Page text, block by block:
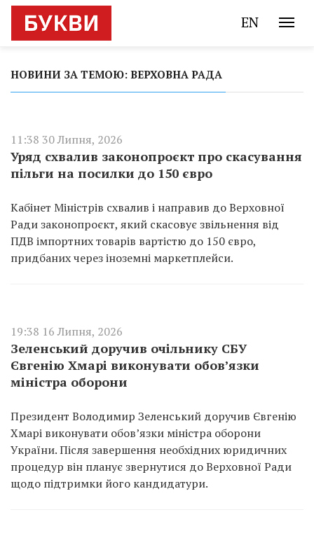
EN
НОВИНИ ЗА ТЕМОЮ: ВЕРХОВНА РАДА
11:38 30 Липня, 2026
Уряд схвалив законопроєкт про скасування
пільги на посилки до 150 євро
Кабінет Міністрів схвалив і направив до Верховної
Ради законопроєкт, який скасовує звільнення від
ПДВ імпортних товарів вартістю до 150 євро,
придбаних через іноземні маркетплейси.
19:38 16 Липня, 2026
Зеленський доручив очільнику СБУ
Євгенію Хмарі виконувати обовʼязки
міністра оборони
Президент Володимир Зеленський доручив Євгенію
Хмарі виконувати обов’язки міністра оборони
України. Після завершення необхідних юридичних
процедур він планує звернутися до Верховної Ради
щодо підтримки його кандидатури.